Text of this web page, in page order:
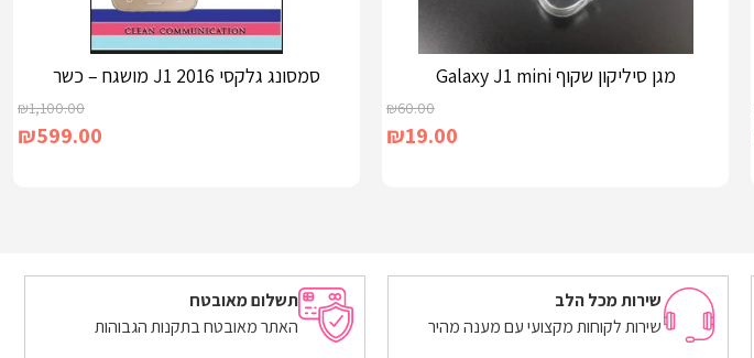
מגן סיליקון שקוף Galaxy J1 mini
₪60.00
₪19.00
מידע נוסף
סמסונג גלקסי J1 2016 מושגח – כשר
₪1,100.00
₪599.00
מידע נוסף
שירות מכל הלב
שירות לקוחות מקצועי עם מענה מהיר
תשלום מאובטח
האתר מאובטח בתקנות הגבוהות